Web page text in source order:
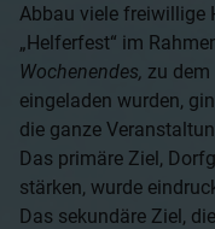
Abbau viele freiwillige
„Helferfest“ im
Wochenendes, zu
eingeladen wurden,
die ganze
Das primäre Ziel,
stärken, wurde
Das sekundäre Ziel,